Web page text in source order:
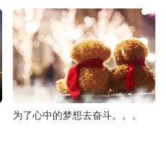
为了心中的梦想去奋斗。。。